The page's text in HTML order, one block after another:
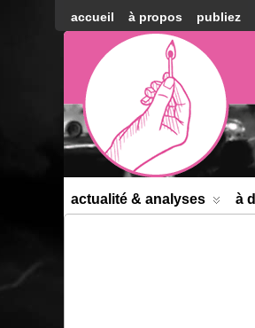
accueil à propos publiez
Montréal
Counter-
actualité & analyses à